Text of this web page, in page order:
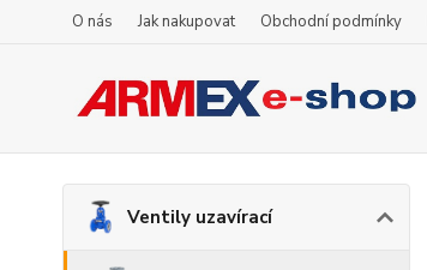
O nás Jak nakupovat Obchodní podmínky
Ventily uzavírací